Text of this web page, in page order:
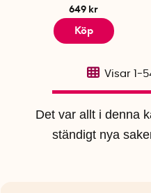
649 kr
Köp
Det var allt i denna
ständigt nya
Visar 1-